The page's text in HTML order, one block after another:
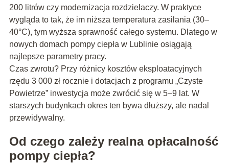
200 litrów czy modernizacja rozdzielaczy. W praktyce
wygląda to tak, że im niższa temperatura zasilania (30–
40°C), tym wyższa sprawność całego systemu. Dlatego w
nowych domach pompy ciepła w Lublinie osiągają
najlepsze parametry pracy.
Czas zwrotu? Przy różnicy kosztów eksploatacyjnych
rzędu 3 000 zł rocznie i dotacjach z programu „Czyste
Powietrze” inwestycja może zwrócić się w 5–9 lat. W
starszych budynkach okres ten bywa dłuższy, ale nadal
przewidywalny.
Od czego zależy realna opłacalność
pompy ciepła?